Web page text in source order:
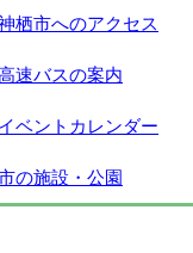
栖市へのアクセス
速バスの案内
イベントカレンダー
の施設・公園